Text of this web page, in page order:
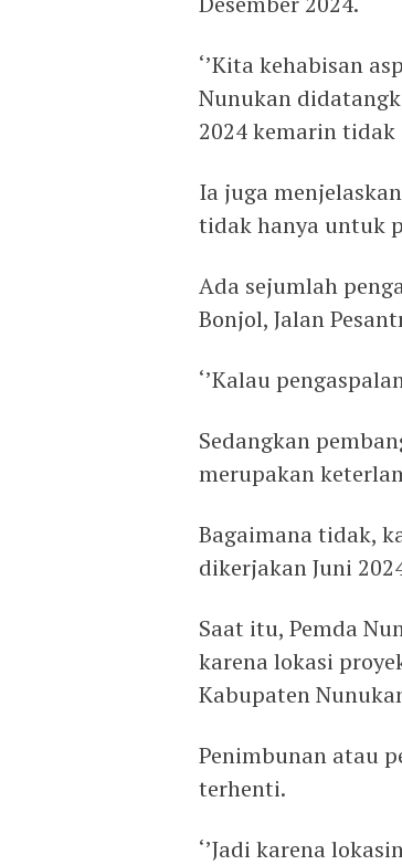
‘’Kita kehabisan
Nunukan
2024 kemarin tidak
Ia juga
tidak hanya untuk
Ada sejumlah
Bonjol, Jalan
‘’Kalau
Sedangkan
merupakan
Bagaimana tidak,
dikerjakan Juni
Saat itu, Pemda
karena lokasi
Kabupaten
Penimbunan atau
terhenti.
‘’Jadi karena